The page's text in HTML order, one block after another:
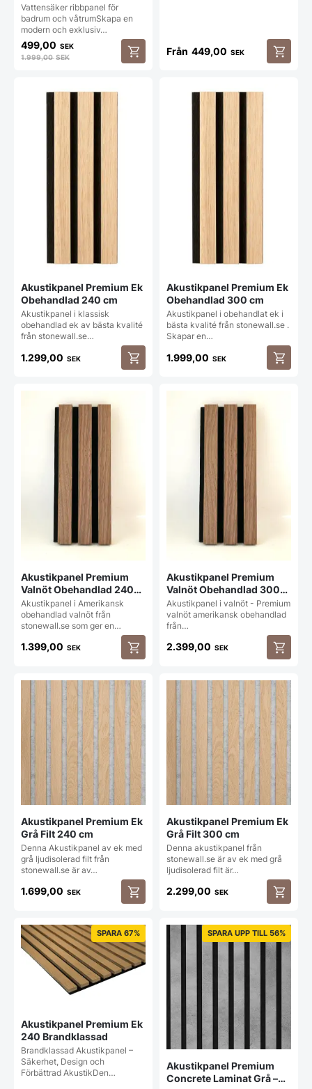
Vattensäker ribbpanel för
badrum och våtrumSkapa en
modern och exklusiv…
499,00 SEK
1.999,00SEK Från 449,00 SEK
Akustikpanel Premium Ek
Obehandlad 240 cm
Akustikpanel i klassisk
obehandlad ek av bästa kvalité
från stonewall.se…
1.299,00 SEK
Akustikpanel Premium Ek
Obehandlad 300 cm
Akustikpanel i obehandlat ek i
bästa kvalité från stonewall.se .
Skapar en…
1.999,00 SEK
Akustikpanel Premium
Valnöt Obehandlad 240
cm
Akustikpanel i Amerikansk
obehandlad valnöt från
stonewall.se som ger en…
1.399,00 SEK
Akustikpanel Premium
Valnöt Obehandlad 300
cm
Akustikpanel i valnöt - Premium
valnöt amerikansk obehandlad
från…
2.399,00 SEK
Akustikpanel Premium Ek
Grå Filt 240 cm
Denna Akustikpanel av ek med
grå ljudisolerad filt från
stonewall.se är av…
1.699,00 SEK
Akustikpanel Premium Ek
Grå Filt 300 cm
Denna akustikpanel från
stonewall.se är av ek med grå
ljudisolerad filt är…
2.299,00 SEK
SPARA 67%
Akustikpanel Premium Ek
240 Brandklassad
Brandklassad Akustikpanel –
Säkerhet, Design och
Förbättrad AkustikDen…
SPARA UPP TILL 56%
Akustikpanel Premium
Concrete Laminat Grå –